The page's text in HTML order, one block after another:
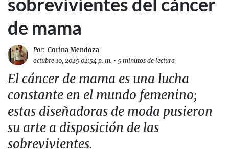
de mama
Por: Corina Mendoza
octubre 10, 2025 02:54 p. m. • 5 minutos de lectura
El cáncer de mama es una lucha
constante en el mundo femenino;
estas diseñadoras de moda pusieron
su arte a disposición de las
sobrevivientes.